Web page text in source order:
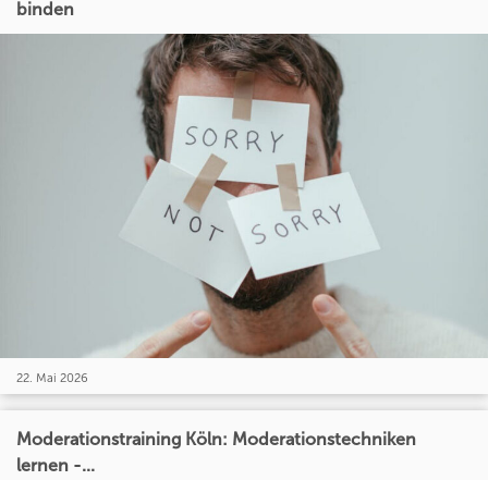
binden
22. Mai 2026
Moderationstraining Köln: Moderationstechniken
lernen -...